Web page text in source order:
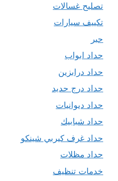
تصليح غسالات
تكييف سيارات
حبر
حداد ابواب
حداد درابزين
حداد درج حديد
حداد ديوانيات
حداد شبابيك
حداد غرف كيربي شينكو
حداد مظلات
خدمات تنظيف